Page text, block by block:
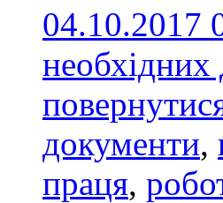
04.10.2017
необхідних
документи,
праця,